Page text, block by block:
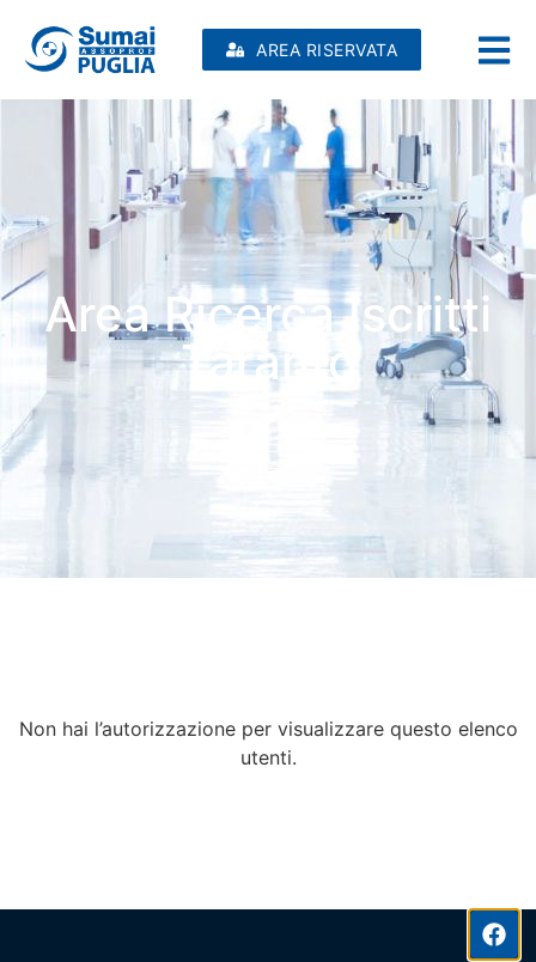
AREA RISERVATA
Area Ricerca Iscritti
Taranto
Non hai l’autorizzazione per visualizzare questo elenco
utenti.